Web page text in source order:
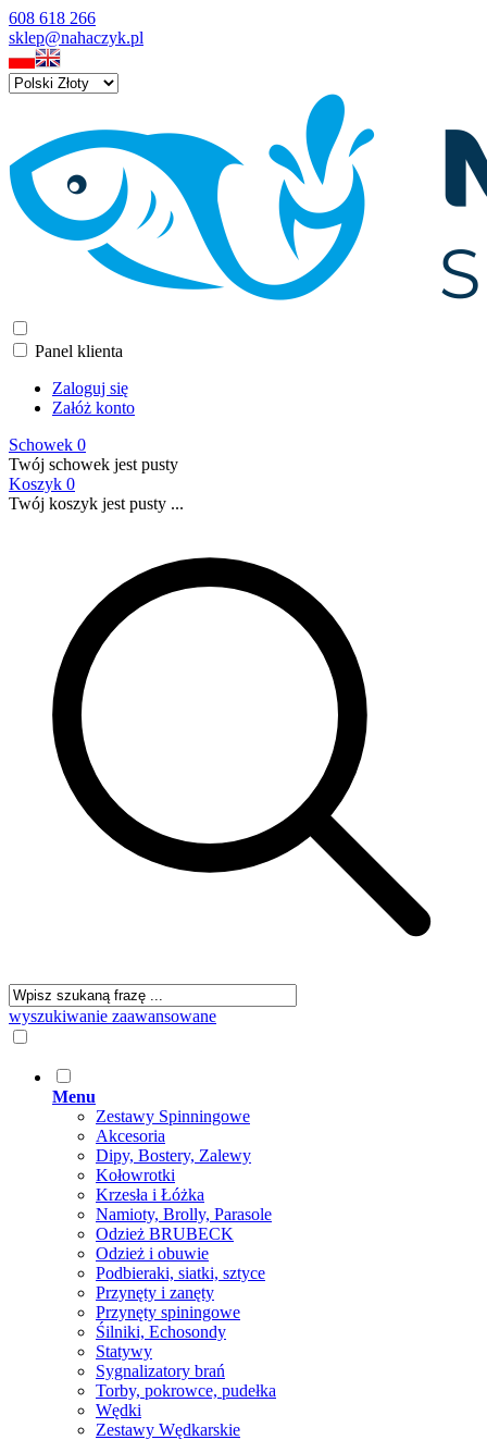
608 618 266
sklep@nahaczyk.pl
Panel klienta
Zaloguj się
Załóż konto
Schowek 0
Twój schowek jest pusty
Koszyk 0
Twój koszyk jest pusty ...
wyszukiwanie zaawansowane
Menu
Zestawy Spinningowe
Akcesoria
Dipy, Bostery, Zalewy
Kołowrotki
Krzesła i Łóżka
Namioty, Brolly, Parasole
Odzież BRUBECK
Odzież i obuwie
Podbieraki, siatki, sztyce
Przynęty i zanęty
Przynęty spiningowe
Śilniki, Echosondy
Statywy
Sygnalizatory brań
Torby, pokrowce, pudełka
Wędki
Zestawy Wędkarskie